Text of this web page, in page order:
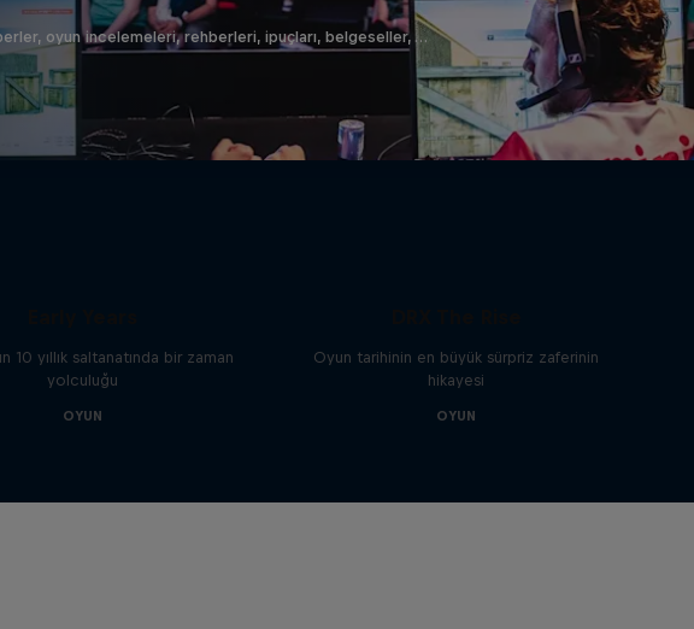
oyun incelemeleri, rehberleri, ipuçları, belgeseller, …
10 yıllık saltanatında bir zaman
yolculuğu
OYUN
Oyun tarihinin en büyük sürpriz zaferinin
hikayesi
OYUN